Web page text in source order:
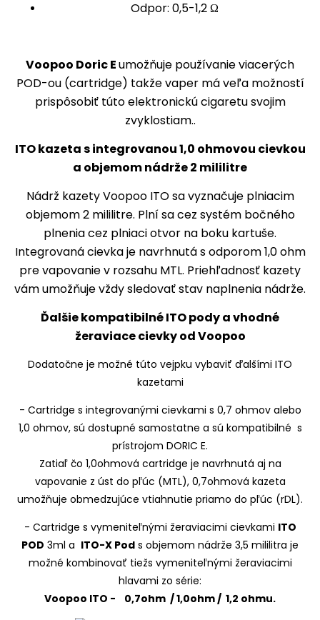
Odpor: 0,5-1,2 Ω
Voopoo Doric Eumožňuje používanie viacerých
POD-ou (cartridge) takže vaper má veľa možností
prispôsobiť túto elektronickú cigaretu svojim
zvyklostiam..
ITO kazeta s integrovanou 1,0 ohmovou cievkou
a objemom nádrže 2 mililitre
Nádrž kazety Voopoo ITO sa vyznačuje plniacim
objemom 2 mililitre. Plní sa cez systém bočného
plnenia cez plniaci otvor na boku kartuše.
Integrovaná cievka je navrhnutá s odporom 1,0 ohm
pre vapovanie v rozsahu MTL. Priehľadnosť kazety
vám umožňuje vždy sledovať stav naplnenia nádrže.
Ďalšie kompatibilné ITO pody a vhodné
žeraviace cievky od Voopoo
Dodatočne je možné túto vejpku vybaviť ďalšími ITO
kazetami
- Cartridge s integrovanými cievkami s 0,7 ohmov alebo
1,0 ohmov, sú dostupné samostatne a sú kompatibilné s
prístrojom DORIC E.
Zatiaľ čo 1,0ohmová cartridge je navrhnutá aj na
vapovanie z úst do pľúc (MTL), 0,7ohmová kazeta
umožňuje obmedzujúce vtiahnutie priamo do pľúc (rDL).
- Cartridge s vymeniteľnými žeraviacimi cievkami ITO
POD 3ml a ITO-X Pod s objemom nádrže 3,5 mililitra je
možné kombinovať tiežs vymeniteľnými žeraviacimi
hlavami zo série:
Voopoo ITO - 0,7ohm / 1,0ohm / 1,2 ohmu.